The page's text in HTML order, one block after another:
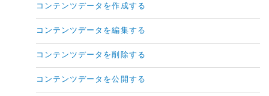
コンテンツデータを作成する
コンテンツデータを編集する
コンテンツデータを削除する
コンテンツデータを公開する